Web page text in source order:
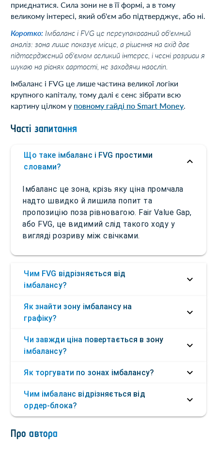
приєднатися. Сила зони не в її формі, а в тому
великому інтересі, який об'єм або підтверджує, або ні.
Коротко: Імбаланс і FVG це переупакований об'ємний
аналіз: зона лише показує місце, а рішення на вхід дає
підтверджений об'ємом великий інтерес, і чесні розриви я
шукаю на рівнях вартості, не заходячи наосліп.
Імбаланс і FVG це лише частина великої логіки
крупного капіталу, тому далі є сенс зібрати всю
картину цілком у повному гайді по Smart Money.
Часті запитання
Що таке імбаланс і FVG простими
словами?
Імбаланс це зона, крізь яку ціна промчала
надто швидко й лишила попит та
пропозицію поза рівновагою. Fair Value Gap,
або FVG, це видимий слід такого ходу у
вигляді розриву між свічками.
Чим FVG відрізняється від
імбалансу?
Як знайти зону імбалансу на
графіку?
Чи завжди ціна повертається в зону
імбалансу?
Як торгувати по зонах імбалансу?
Чим імбаланс відрізняється від
ордер-блока?
Про автора